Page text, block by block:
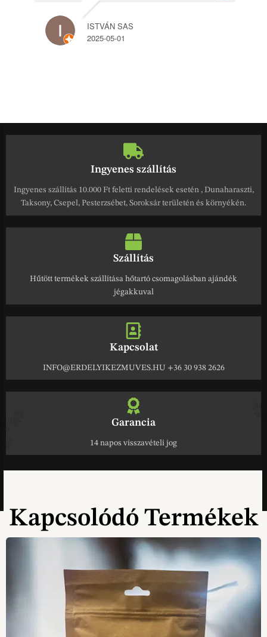
ISTVÁN SAS
2025-05-01
Ingyenes szállítás
Taksony, Csepel, Pesterzsébet, Soroksár területén és környékén.
Szállítás
Kapcsolat
Garancia
Kapcsolódó Termékek